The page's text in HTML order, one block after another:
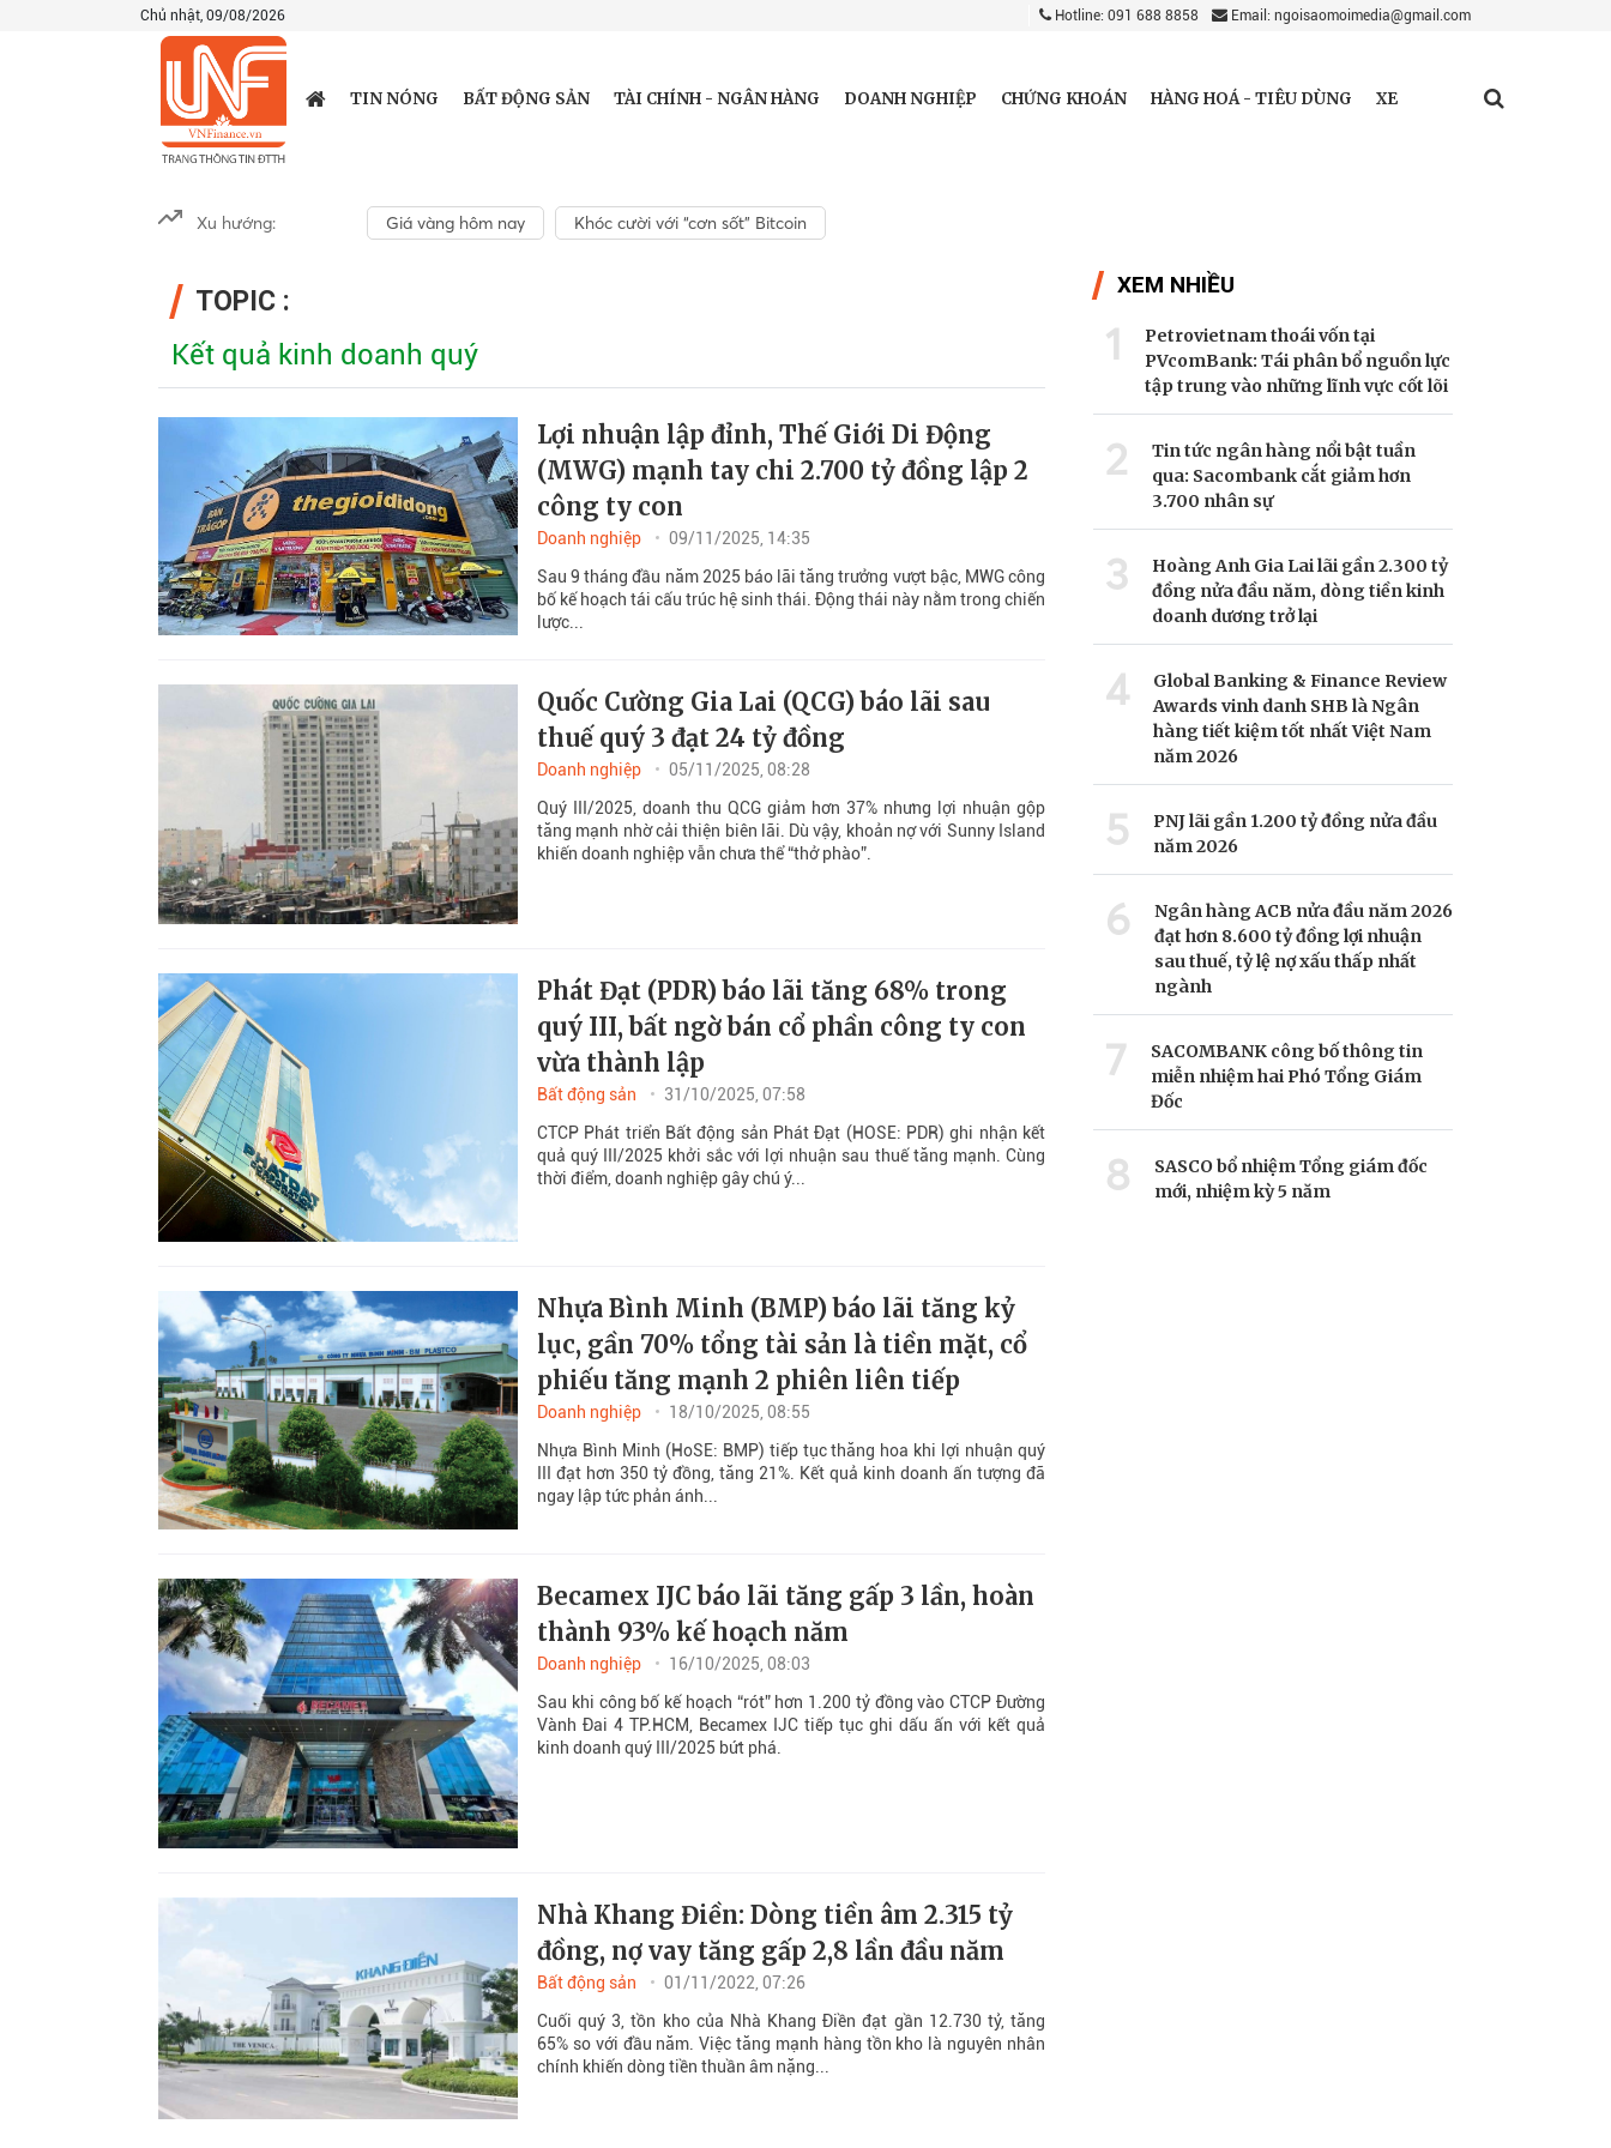
Chủ nhật, 09/08/2026 Hotline: 091 688 8858 Email: ngoisaomoimedia@gmail.com
TIN NÓNG BẤT ĐỘNG SẢN TÀI CHÍNH - NGÂN HÀNG DOANH NGHIỆP CHỨNG KHOÁN HÀNG HOÁ - TIÊU DÙNG XE
Xu hướng: Giá vàng hôm nay Khóc cười với “cơn sốt” Bitcoin
TOPIC :
Kết quả kinh doanh quý
Lợi nhuận lập đỉnh, Thế Giới Di Động
(MWG) mạnh tay chi 2.700 tỷ đồng lập 2
công ty con
Doanh nghiệp
09/11/2025, 14:35
Sau 9 tháng đầu năm 2025 báo lãi tăng trưởng vượt bậc, MWG công
bố kế hoạch tái cấu trúc hệ sinh thái. Động thái này nằm trong chiến
lược...
Quốc Cường Gia Lai (QCG) báo lãi sau
thuế quý 3 đạt 24 tỷ đồng
Doanh nghiệp
05/11/2025, 08:28
Quý III/2025, doanh thu QCG giảm hơn 37% nhưng lợi nhuận gộp
tăng mạnh nhờ cải thiện biên lãi. Dù vậy, khoản nợ với Sunny Island
khiến doanh nghiệp vẫn chưa thể “thở phào”.
Phát Đạt (PDR) báo lãi tăng 68% trong
quý III, bất ngờ bán cổ phần công ty con
vừa thành lập
Bất động sản
31/10/2025, 07:58
CTCP Phát triển Bất động sản Phát Đạt (HOSE: PDR) ghi nhận kết
quả quý III/2025 khởi sắc với lợi nhuận sau thuế tăng mạnh. Cùng
thời điểm, doanh nghiệp gây chú ý...
Nhựa Bình Minh (BMP) báo lãi tăng kỷ
lục, gần 70% tổng tài sản là tiền mặt, cổ
phiếu tăng mạnh 2 phiên liên tiếp
Doanh nghiệp
18/10/2025, 08:55
Nhựa Bình Minh (HoSE: BMP) tiếp tục thăng hoa khi lợi nhuận quý
III đạt hơn 350 tỷ đồng, tăng 21%. Kết quả kinh doanh ấn tượng đã
ngay lập tức phản ánh...
Becamex IJC báo lãi tăng gấp 3 lần, hoàn
thành 93% kế hoạch năm
Doanh nghiệp
16/10/2025, 08:03
Sau khi công bố kế hoạch “rót” hơn 1.200 tỷ đồng vào CTCP Đường
Vành Đai 4 TP.HCM, Becamex IJC tiếp tục ghi dấu ấn với kết quả
kinh doanh quý III/2025 bứt phá.
Nhà Khang Điền: Dòng tiền âm 2.315 tỷ
đồng, nợ vay tăng gấp 2,8 lần đầu năm
Bất động sản
01/11/2022, 07:26
Cuối quý 3, tồn kho của Nhà Khang Điền đạt gần 12.730 tỷ, tăng
65% so với đầu năm. Việc tăng mạnh hàng tồn kho là nguyên nhân
chính khiến dòng tiền thuần âm nặng...
XEM NHIỀU
1
Petrovietnam thoái vốn tại
PVcomBank: Tái phân bổ nguồn lực
tập trung vào những lĩnh vực cốt lõi
2
Tin tức ngân hàng nổi bật tuần
qua: Sacombank cắt giảm hơn
3.700 nhân sự
3
Hoàng Anh Gia Lai lãi gần 2.300 tỷ
đồng nửa đầu năm, dòng tiền kinh
doanh dương trở lại
4
Global Banking & Finance Review
Awards vinh danh SHB là Ngân
hàng tiết kiệm tốt nhất Việt Nam
năm 2026
5
PNJ lãi gần 1.200 tỷ đồng nửa đầu
năm 2026
6
Ngân hàng ACB nửa đầu năm 2026
đạt hơn 8.600 tỷ đồng lợi nhuận
sau thuế, tỷ lệ nợ xấu thấp nhất
ngành
7
SACOMBANK công bố thông tin
miễn nhiệm hai Phó Tổng Giám
Đốc
8
SASCO bổ nhiệm Tổng giám đốc
mới, nhiệm kỳ 5 năm